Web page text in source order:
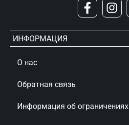
ИНФОРМАЦИЯ
О нас
Обратная связь
Информация об ограничениях